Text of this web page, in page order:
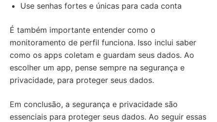
Use senhas fortes e únicas para cada conta
É também importante entender como o
monitoramento de perfil funciona. Isso inclui saber
como os apps coletam e guardam seus dados. Ao
escolher um app, pense sempre na segurança e
privacidade, para proteger seus dados.
Em conclusão, a segurança e privacidade são
essenciais para proteger seus dados. Ao seguir essas